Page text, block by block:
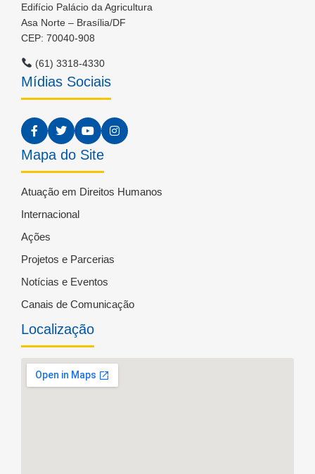
Edifício Palácio da Agricultura
Asa Norte – Brasília/DF
CEP: 70040-908
(61) 3318-4330
Mídias Sociais
Mapa do Site
Atuação em Direitos Humanos
Internacional
Ações
Projetos e Parcerias
Notícias e Eventos
Canais de Comunicação
Localização